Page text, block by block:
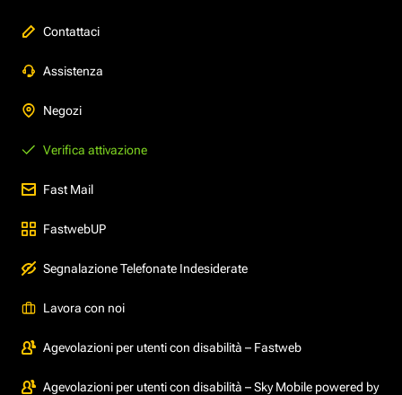
Contattaci
Assistenza
Negozi
Verifica attivazione
Fast Mail
FastwebUP
Segnalazione Telefonate Indesiderate
Lavora con noi
Agevolazioni per utenti con disabilità – Fastweb
Agevolazioni per utenti con disabilità – Sky Mobile powered by